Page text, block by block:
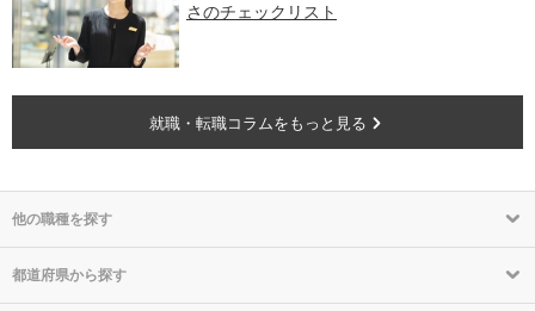
さのチェックリスト
就職・転職コラムをもっと見る
他の職種を探す
都道府県から探す